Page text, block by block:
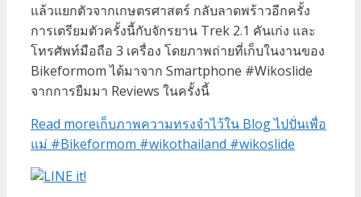
แล้วแยกตัวจากเกษตรศาสตร์ กลับลาดพร้าวอีกครั้ง
การเตรียมตัวครั้งนี้กับจักรยาน Trek 2.1 คันเก่ง และ
โทรศัพท์มือถือ 3 เครื่อง โดยภาพถ่ายที่เก็บในงานของ
Bikeformom ได้มาจาก Smartphone #Wikoslide
จากการยืมมา Reviews ในครั้งนี้
Read moreเก็บภาพความทรงจำไว้ใน Blog ไปปั่นเพื่อ
แม่ #Bikeformom #wikothailand #wikoslide